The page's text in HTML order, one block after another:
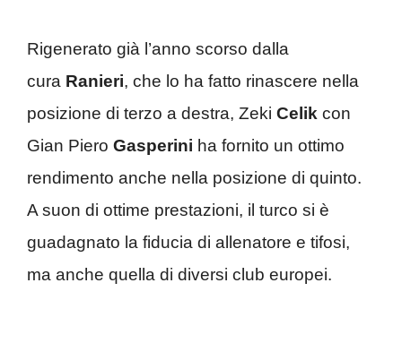
Rigenerato già l’anno scorso dalla
cura Ranieri, che lo ha fatto rinascere nella
posizione di terzo a destra, Zeki Celik con
Gian Piero Gasperini ha fornito un ottimo
rendimento anche nella posizione di quinto.
A suon di ottime prestazioni, il turco si è
guadagnato la fiducia di allenatore e tifosi,
ma anche quella di diversi club europei.